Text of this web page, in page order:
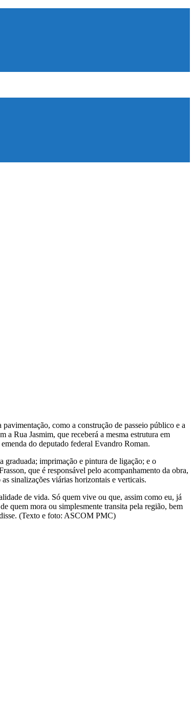
como a construção de passeio público e a
Rua Jasmim, que receberá a mesma estrutura em
do deputado federal Evandro Roman.
graduada; imprimação e pintura de ligação; e o
que é responsável pelo acompanhamento da obra,
sinalizações viárias horizontais e verticais.
de vida. Só quem vive ou que, assim como eu, já
quem mora ou simplesmente transita pela região, bem
(Texto e foto: ASCOM PMC)